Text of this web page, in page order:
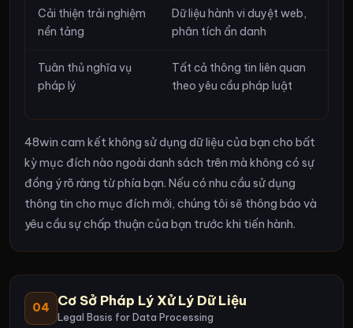
Cải thiện trải nghiệm
nền tảng
Dữ liệu hành vi duyệt web,
phân tích ẩn danh
Tuân thủ nghĩa vụ
pháp lý
Tất cả thông tin liên quan
theo yêu cầu pháp luật
48win cam kết không sử dụng dữ liệu của bạn cho bất
kỳ mục đích nào ngoài danh sách trên mà không có sự
đồng ý rõ ràng từ phía bạn. Nếu có nhu cầu sử dụng
thông tin cho mục đích mới, chúng tôi sẽ thông báo và
yêu cầu sự chấp thuận của bạn trước khi tiến hành.
04 Cơ Sở Pháp Lý Xử Lý Dữ Liệu
Legal Basis for Data Processing